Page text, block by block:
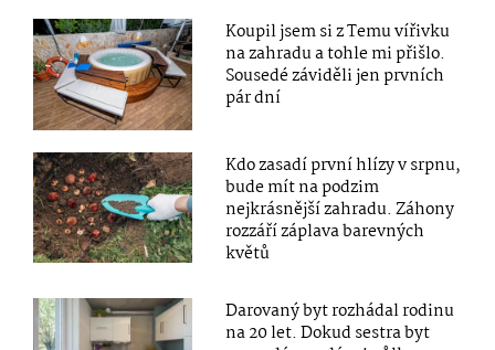
Koupil jsem si z Temu vířivku
na zahradu a tohle mi přišlo.
Sousedé záviděli jen prvních
pár dní
Kdo zasadí první hlízy v srpnu,
bude mít na podzim
nejkrásnější zahradu. Záhony
rozzáří záplava barevných
květů
Darovaný byt rozhádal rodinu
na 20 let. Dokud sestra byt